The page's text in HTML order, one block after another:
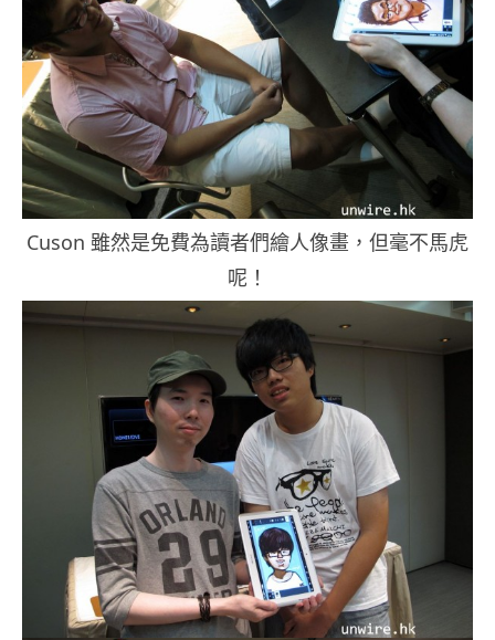
Cuson 雖然是免費為讀者們繪人像畫，但毫不馬虎
呢！